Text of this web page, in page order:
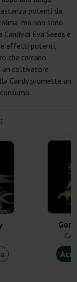
potenti da
ma non sono
di Eva Seeds è
e effetti potenti,
che cercano
un coltivatore
Candy promette un